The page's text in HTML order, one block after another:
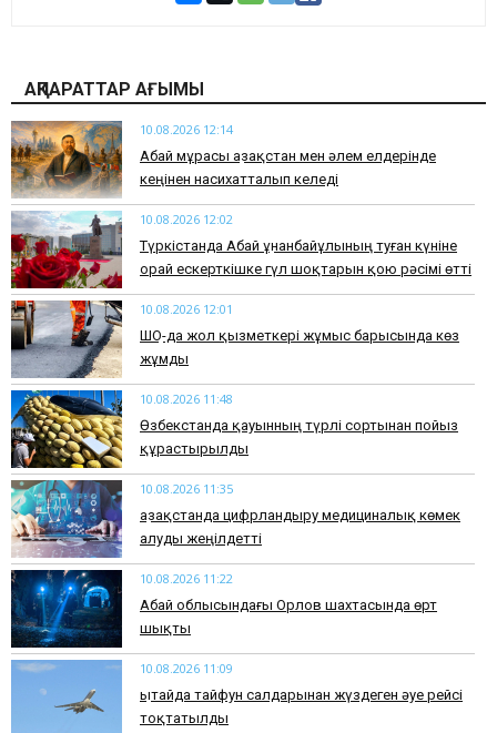
АҚПАРАТТАР АҒЫМЫ
10.08.2026 12:14
Абай мұрасы Қазақстан мен әлем елдерінде
кеңінен насихатталып келеді
10.08.2026 12:02
Түркістанда Абай Құнанбайұлының туған күніне
орай ескерткішке гүл шоқтарын қою рәсімі өтті
10.08.2026 12:01
ШҚО-да жол қызметкері жұмыс барысында көз
жұмды
10.08.2026 11:48
Өзбекстанда қауынның түрлі сортынан пойыз
құрастырылды
10.08.2026 11:35
Қазақстанда цифрландыру медициналық көмек
алуды жеңілдетті
10.08.2026 11:22
Абай облысындағы Орлов шахтасында өрт
шықты
10.08.2026 11:09
Қытайда тайфун салдарынан жүздеген әуе рейсі
тоқтатылды